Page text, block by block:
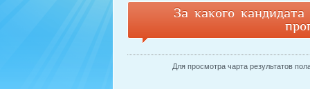
За какого
Для просмотра чарта результатов